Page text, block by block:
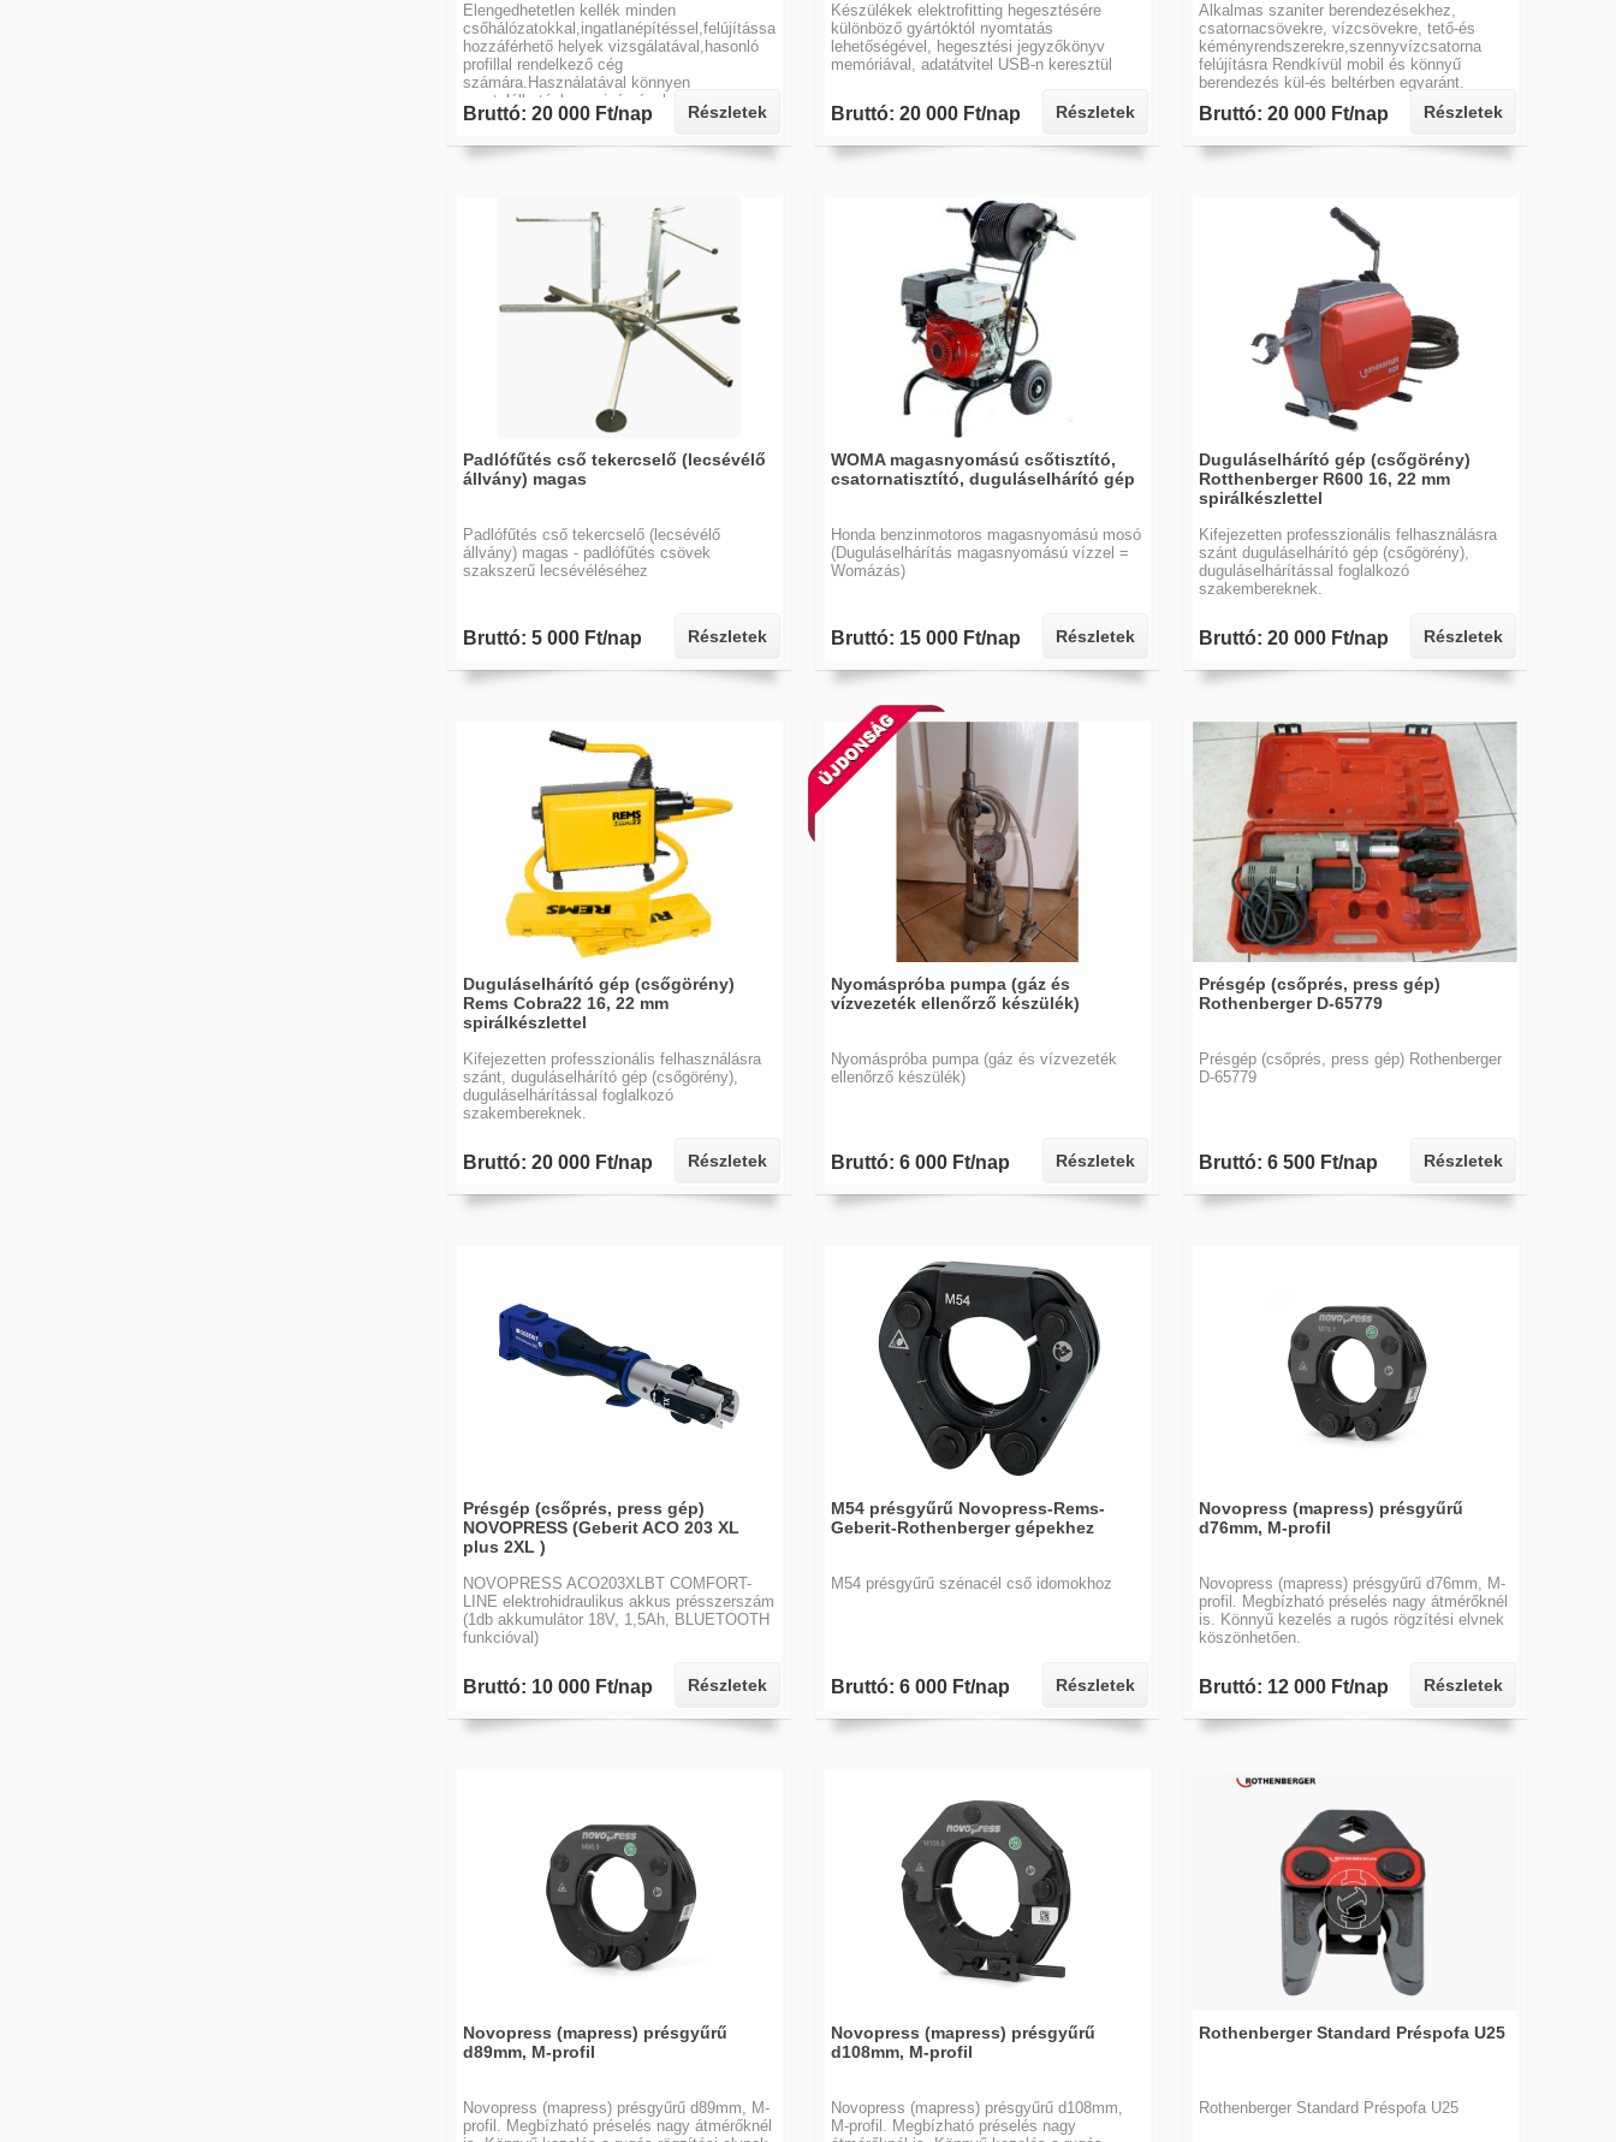
Elengedhetetlen kellék minden
csőhálózatokkal,ingatlanépítéssel,felújítással,nehezen
hozzáférhető helyek vizsgálatával,hasonló
profillal rendelkező cég
számára.Használatával könnyen
megtalálhatóak a szivárgások,vezeték
hibák.
Bruttó: 20 000 Ft/nap Részletek
Készülékek elektrofitting hegesztésére
különböző gyártóktól nyomtatás
lehetőségével, hegesztési jegyzőkönyv
memóriával, adatátvitel USB-n keresztül
Bruttó: 20 000 Ft/nap Részletek
Alkalmas szaniter berendezésekhez,
csatornacsövekre, vízcsövekre, tető-és
kéményrendszerekre,szennyvízcsatorna
felújításra Rendkívül mobil és könnyű
berendezés kül-és beltérben egyaránt.
Bruttó: 20 000 Ft/nap Részletek
Padlófűtés cső tekercselő (lecsévélő
állvány) magas
Padlófűtés cső tekercselő (lecsévélő
állvány) magas - padlófűtés csövek
szakszerű lecsévéléséhez
Bruttó: 5 000 Ft/nap Részletek
WOMA magasnyomású csőtisztító,
csatornatisztító, duguláselhárító gép
Honda benzinmotoros magasnyomású mosó
(Duguláselhárítás magasnyomású vízzel =
Womázás)
Bruttó: 15 000 Ft/nap Részletek
Duguláselhárító gép (csőgörény)
Rotthenberger R600 16, 22 mm
spirálkészlettel
Kifejezetten professzionális felhasználásra
szánt duguláselhárító gép (csőgörény),
duguláselhárítással foglalkozó
szakembereknek.
Bruttó: 20 000 Ft/nap Részletek
Duguláselhárító gép (csőgörény)
Rems Cobra22 16, 22 mm
spirálkészlettel
Kifejezetten professzionális felhasználásra
szánt, duguláselhárító gép (csőgörény),
duguláselhárítással foglalkozó
szakembereknek.
Bruttó: 20 000 Ft/nap Részletek
Nyomáspróba pumpa (gáz és
vízvezeték ellenőrző készülék)
Nyomáspróba pumpa (gáz és vízvezeték
ellenőrző készülék)
Bruttó: 6 000 Ft/nap Részletek
Présgép (csőprés, press gép)
Rothenberger D-65779
Présgép (csőprés, press gép) Rothenberger
D-65779
Bruttó: 6 500 Ft/nap Részletek
Présgép (csőprés, press gép)
NOVOPRESS (Geberit ACO 203 XL
plus 2XL )
NOVOPRESS ACO203XLBT COMFORT-
LINE elektrohidraulikus akkus présszerszám
(1db akkumulátor 18V, 1,5Ah, BLUETOOTH
funkcióval)
Bruttó: 10 000 Ft/nap Részletek
M54 présgyűrű Novopress-Rems-
Geberit-Rothenberger gépekhez
M54 présgyűrű szénacél cső idomokhoz
Bruttó: 6 000 Ft/nap Részletek
Novopress (mapress) présgyűrű
d76mm, M-profil
Novopress (mapress) présgyűrű d76mm, M-
profil. Megbízható préselés nagy átmérőknél
is. Könnyű kezelés a rugós rögzítési elvnek
köszönhetően.
Bruttó: 12 000 Ft/nap Részletek
Novopress (mapress) présgyűrű
d89mm, M-profil
Novopress (mapress) présgyűrű d89mm, M-
profil. Megbízható préselés nagy átmérőknél
Novopress (mapress) présgyűrű
d108mm, M-profil
Novopress (mapress) présgyűrű d108mm,
M-profil. Megbízható préselés nagy
Rothenberger Standard Préspofa U25
Rothenberger Standard Préspofa U25